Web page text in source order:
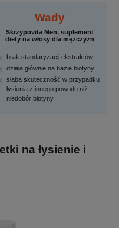
Wady
Skrzypovita Men, suplement
diety na włosy dla mężczyzn
brak standaryzacji ekstraktów
działa głównie na bazie biotyny
słaba skuteczność w przypadku
łysienia z innego powodu niż
niedobór biotyny
na łysienie i